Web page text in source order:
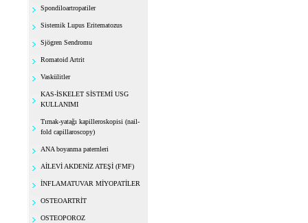
Spondiloartropatiler
Sistemik Lupus Eritematozus
Sjögren Sendromu
Romatoid Artrit
Vaskülitler
KAS-İSKELET SİSTEMİ USG
KULLANIMI
Tırnak-yatağı kapilleroskopisi (nail-
fold capillaroscopy)
ANA boyanma paternleri
AİLEVİ AKDENİZ ATEŞİ (FMF)
İNFLAMATUVAR MİYOPATİLER
OSTEOARTRİT
OSTEOPOROZ